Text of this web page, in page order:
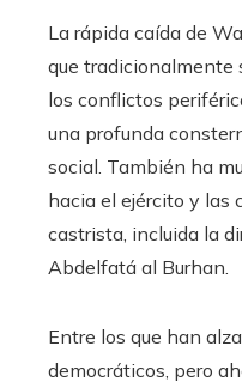
La rápida caída de
que tradicionalmente
los conflictos
una profunda
social. También ha
hacia el ejército y las
castrista, incluida la
Abdelfatá al Burhan.
Entre los que han
democráticos, pero